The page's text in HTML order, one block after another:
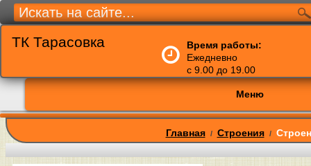
ТК Тарасовка
Время работы:
Ежедневно
с 9.00 до 19.00
Меню
Главная / Строения /